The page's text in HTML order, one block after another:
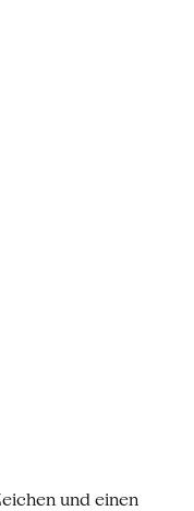
und einen